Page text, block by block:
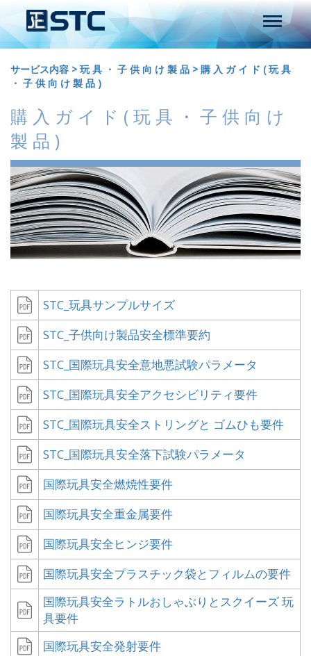
サービス内容 > 玩 具 ・ 子 供 向 け 製 品 > 購 入 ガ イ ド ( 玩 具
・ 子 供 向 け 製 品 )
購 入 ガ イ ド ( 玩 具 ・ 子 供 向 け
製 品 )
STC_玩具サンプルサイズ
STC_子供向け製品安全標準要約
STC_国際玩具安全意地悪試験パラメータ
STC_国際玩具安全アクセシビリティ要件
STC_国際玩具安全ストリングと ゴムひも要件
STC_国際玩具安全落下試験パラメータ
国際玩具安全燃焼性要件
国際玩具安全重金属要件
国際玩具安全ヒンジ要件
国際玩具安全プラスチック袋とフィルムの要件
国際玩具安全ラトルおしゃぶりとスクイーズ 玩
具要件
国際玩具安全発射要件